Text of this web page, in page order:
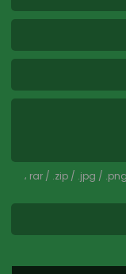
يدعم فقط .rar / .zip / .jpg / .png / .gif / .doc / .xls / .pdf ،